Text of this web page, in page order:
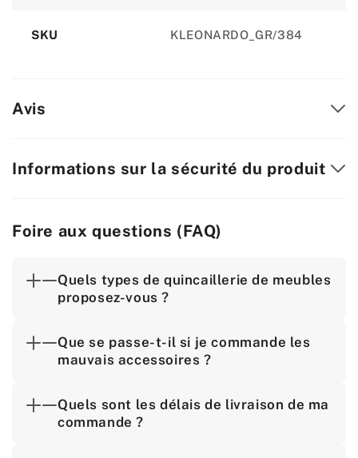
SKU KLEONARDO_GR/384
Avis
Informations sur la sécurité du produit
Foire aux questions (FAQ)
Quels types de quincaillerie de meubles
proposez-vous ?
Que se passe-t-il si je commande les
mauvais accessoires ?
Quels sont les délais de livraison de ma
commande ?